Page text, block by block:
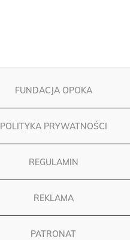
FUNDACJA OPOKA
POLITYKA PRYWATNOŚCI
REGULAMIN
REKLAMA
PATRONAT